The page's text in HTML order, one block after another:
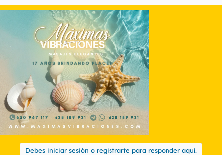
Debes iniciar sesión o registrarte para responder aquí.